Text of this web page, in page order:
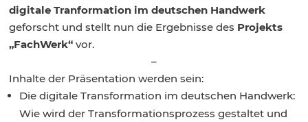
digitale Tranformation im deutschen Handwerk
geforscht und stellt nun die Ergebnisse des Projekts
„FachWerk“ vor.
–
Inhalte der Präsentation werden sein:
Die digitale Transformation im deutschen Handwerk:
Wie wird der Transformationsprozess gestaltet und